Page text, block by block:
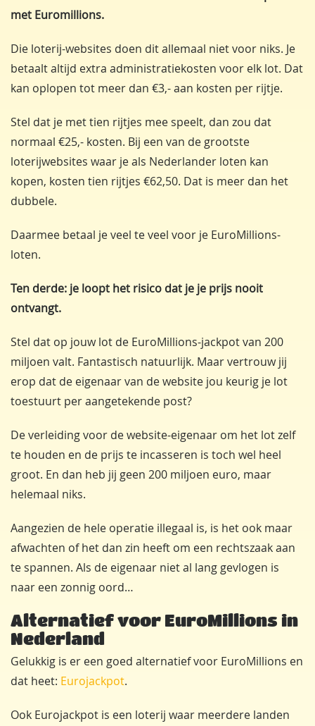
met Euromillions.
Die loterij-websites doen dit allemaal niet voor niks. Je
betaalt altijd extra administratiekosten voor elk lot. Dat
kan oplopen tot meer dan €3,- aan kosten per rijtje.
Stel dat je met tien rijtjes mee speelt, dan zou dat
normaal €25,- kosten. Bij een van de grootste
loterijwebsites waar je als Nederlander loten kan
kopen, kosten tien rijtjes €62,50. Dat is meer dan het
dubbele.
Daarmee betaal je veel te veel voor je EuroMillions-
loten.
Ten derde: je loopt het risico dat je je prijs nooit
ontvangt.
Stel dat op jouw lot de EuroMillions-jackpot van 200
miljoen valt. Fantastisch natuurlijk. Maar vertrouw jij
erop dat de eigenaar van de website jou keurig je lot
toestuurt per aangetekende post?
De verleiding voor de website-eigenaar om het lot zelf
te houden en de prijs te incasseren is toch wel heel
groot. En dan heb jij geen 200 miljoen euro, maar
helemaal niks.
Aangezien de hele operatie illegaal is, is het ook maar
afwachten of het dan zin heeft om een rechtszaak aan
te spannen. Als de eigenaar niet al lang gevlogen is
naar een zonnig oord…
Alternatief voor EuroMillions in
Nederland
Gelukkig is er een goed alternatief voor EuroMillions en
dat heet: Eurojackpot.
Ook Eurojackpot is een loterij waar meerdere landen